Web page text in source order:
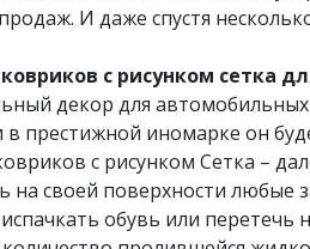
И даже спустя
с рисунком сетка
декор для
в престижной иномарке он
с рисунком Сетка –
своей поверхности любые
обувь или